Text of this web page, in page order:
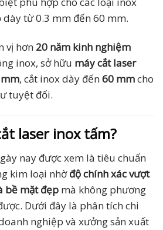
dày từ 0.3 mm đến 60 mm.
vị hơn 20 năm kinh nghiệm
inox, sở hữu máy cắt laser
, cắt inox dày đến60 mmcho
tuyệt đối.
laser inox tấm?
nay được xem là tiêu chuẩn
kim loại nhờđộ chính xác vượt
bề mặt đẹp mà không phương
Dưới đây là phân tích chi
nghiệp và xưởng sản xuất